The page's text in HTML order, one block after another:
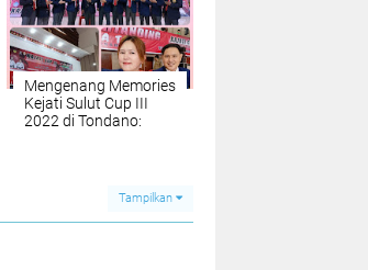
Mengenang Memories
Kejati Sulut Cup III
2022 di Tondano:
Minahasa HebatTampilkan